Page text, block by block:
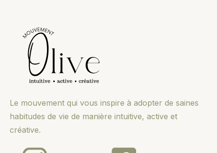
Le mouvement qui vous inspire à adopter de saines
habitudes de vie de manière intuitive, active et
créative.